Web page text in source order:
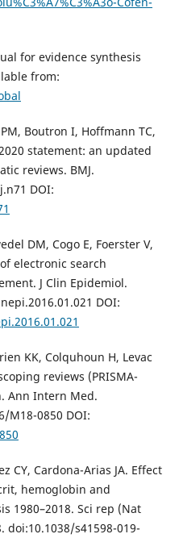
for evidence synthesis
from:
Boutron I, Hoffmann TC,
statement: an updated
reviews. BMJ.
DOI:
DM, Cogo E, Foerster V,
of electronic search
J Clin Epidemiol.
DOI:
KK, Colquhoun H, Levac
reviews (PRISMA-
Ann Intern Med.
M18-0850 DOI:
CY, Cardona-Arias JA. Effect
hemoglobin and
1980–2018. Sci rep (Nat
doi:10.1038/s41598-019-